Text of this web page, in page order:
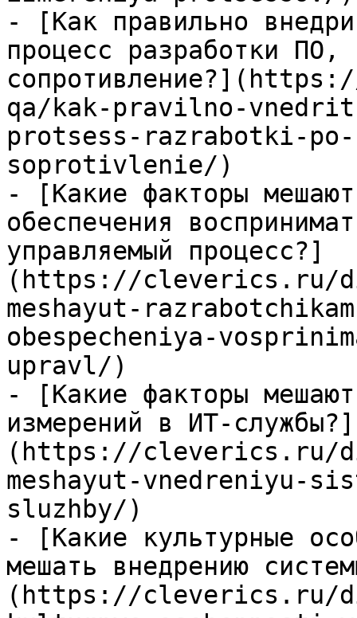
- [Как правильно
процесс разработки ПО,
qa/kak-pravilno-
protsess-razrabotki-
soprotivlenie/)
- [Какие факторы мешают
обеспечения
управляемый процесс?]
(https://cleverics.ru/
meshayut-
obespecheniya-
upravl/)
- [Какие факторы
измерений в ИТ-службы?]
(https://cleverics.ru/
meshayut-vnedreniyu-
sluzhby/)
- [Какие культурные
мешать внедрению
(https://cleverics.ru/